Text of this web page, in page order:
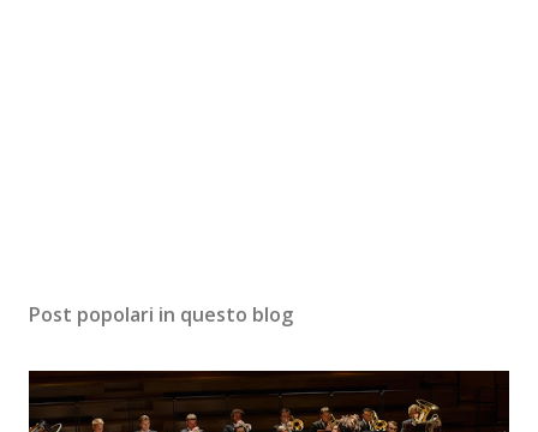
Post popolari in questo blog